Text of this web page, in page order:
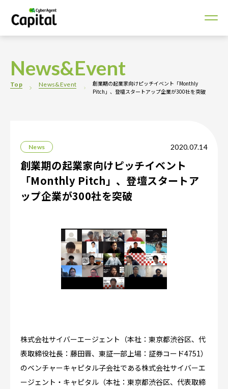
News&Event
Top News&Event
創業期の起業家向けピッチイベント「Monthly
Pitch」、登壇スタートアップ企業が300社を突破
News 2020.07.14
創業期の起業家向けピッチイベント
「Monthly Pitch」、登壇スタートア
ップ企業が300社を突破
株式会社サイバーエージェント（本社：東京都渋谷区、代
表取締役社長：藤田晋、東証一部上場：証券コード4751）
のベンチャーキャピタル子会社である株式会社サイバーエ
ージェント・キャピタル（本社：東京都渋谷区、代表取締